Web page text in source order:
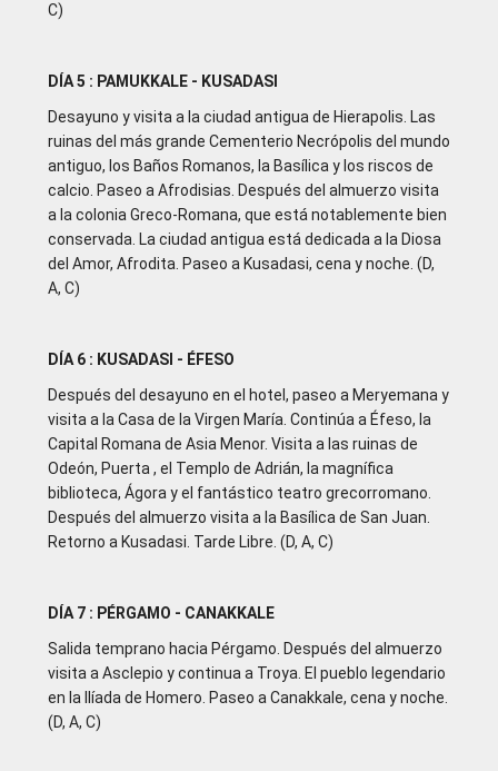
C)
DÍA 5 : PAMUKKALE - KUSADASI
Desayuno y visita a la ciudad antigua de Hierapolis. Las
ruinas del más grande Cementerio Necrópolis del mundo
antiguo, los Baños Romanos, la Basílica y los riscos de
calcio. Paseo a Afrodisias. Después del almuerzo visita
a la colonia Greco-Romana, que está notablemente bien
conservada. La ciudad antigua está dedicada a la Diosa
del Amor, Afrodita. Paseo a Kusadasi, cena y noche. (D,
A, C)
DÍA 6 : KUSADASI - ÉFESO
Después del desayuno en el hotel, paseo a Meryemana y
visita a la Casa de la Virgen María. Continúa a Éfeso, la
Capital Romana de Asia Menor. Visita a las ruinas de
Odeón, Puerta , el Templo de Adrián, la magnífica
biblioteca, Ágora y el fantástico teatro grecorromano.
Después del almuerzo visita a la Basílica de San Juan.
Retorno a Kusadasi. Tarde Libre. (D, A, C)
DÍA 7 : PÉRGAMO - CANAKKALE
Salida temprano hacia Pérgamo. Después del almuerzo
visita a Asclepio y continua a Troya. El pueblo legendario
en la Ilíada de Homero. Paseo a Canakkale, cena y noche.
(D, A, C)